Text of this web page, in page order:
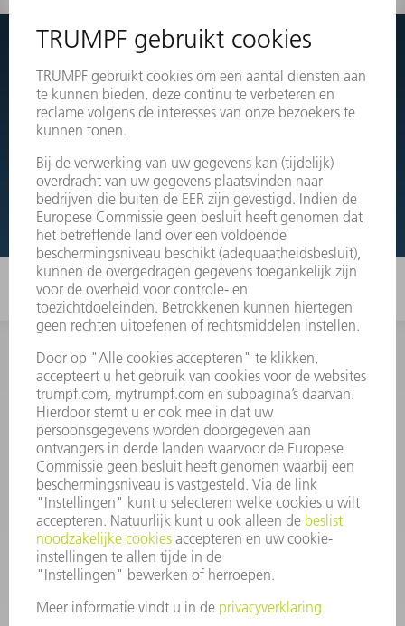
Schakel eenvoudig door naar de explosietekeningen van uw
machines en bestel direct het juiste onderdeel.
OPENGEWERKTE TEKENINGEN
INFORMATIE
Veel gestelde vragen
Algemene voorwaarden
CONTACT
+31 88 4002 400
Ma. - vr. 8.00 - 17.00 uur
onderdelen.tnl@de.trumpf.com